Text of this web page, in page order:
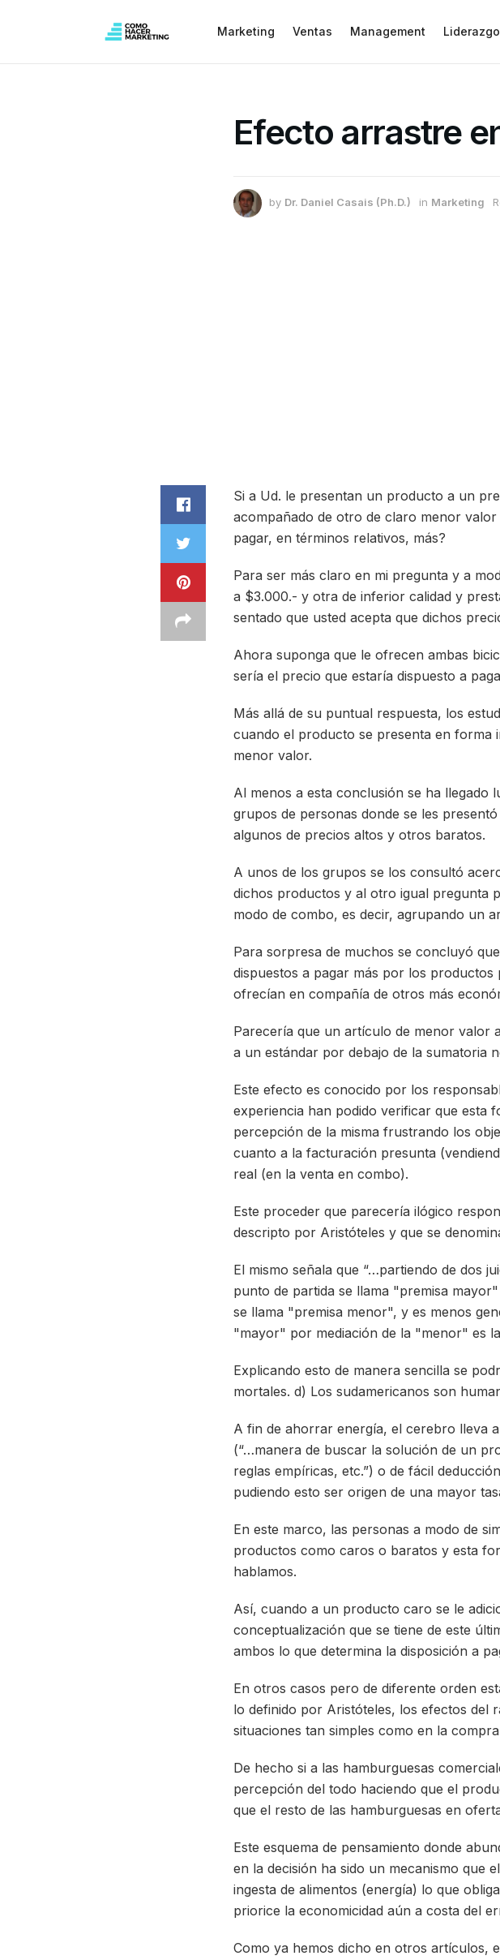
Marketing Ventas Management Liderazgo
Efecto arrastre
by Dr. Daniel Casais (Ph.D.) in Marketing
Si a Ud. le presentan un producto a un
acompañado de otro de claro menor
pagar, en términos relativos, más?
Para ser más claro en mi pregunta y a
a $3.000.- y otra de inferior calidad y
sentado que usted acepta que dichos
Ahora suponga que le ofrecen ambas
sería el precio que estaría dispuesto a
Más allá de su puntual respuesta, los
cuando el producto se presenta en forma
menor valor.
Al menos a esta conclusión se ha llegado
grupos de personas donde se les
algunos de precios altos y otros baratos.
A unos de los grupos se los consultó
dichos productos y al otro igual pregunta
modo de combo, es decir, agrupando un
Para sorpresa de muchos se concluyó
dispuestos a pagar más por los
ofrecían en compañía de otros más
Parecería que un artículo de menor valor
a un estándar por debajo de la sumatoria
Este efecto es conocido por los
experiencia han podido verificar que esta
percepción de la misma frustrando los
cuanto a la facturación presunta
real (en la venta en combo).
Este proceder que parecería ilógico
descripto por Aristóteles y que se
El mismo señala que “…partiendo de dos
punto de partida se llama "premisa
se llama "premisa menor", y es menos
"mayor" por mediación de la "menor" es
Explicando esto de manera sencilla se
mortales. d) Los sudamericanos son
A fin de ahorrar energía, el cerebro lleva
(“…manera de buscar la solución de un
reglas empíricas, etc.”) o de fácil
pudiendo esto ser origen de una mayor
En este marco, las personas a modo de
productos como caros o baratos y esta
hablamos.
Así, cuando a un producto caro se le
conceptualización que se tiene de este
ambos lo que determina la disposición a
En otros casos pero de diferente orden
lo definido por Aristóteles, los efectos del
situaciones tan simples como en la
De hecho si a las hamburguesas
percepción del todo haciendo que el
que el resto de las hamburguesas en
Este esquema de pensamiento donde
en la decisión ha sido un mecanismo que
ingesta de alimentos (energía) lo que
priorice la economicidad aún a costa del
Como ya hemos dicho en otros artículos,